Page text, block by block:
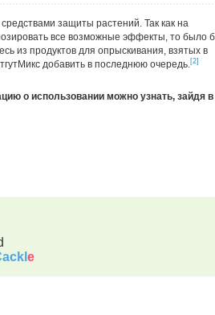
защиты растений. Так как на
все возможные эффекты, то было
из продуктов для опрыскивания, взятых в
добавить в последнюю очередь.[2]
о использовании можно узнать, зайдя в
e